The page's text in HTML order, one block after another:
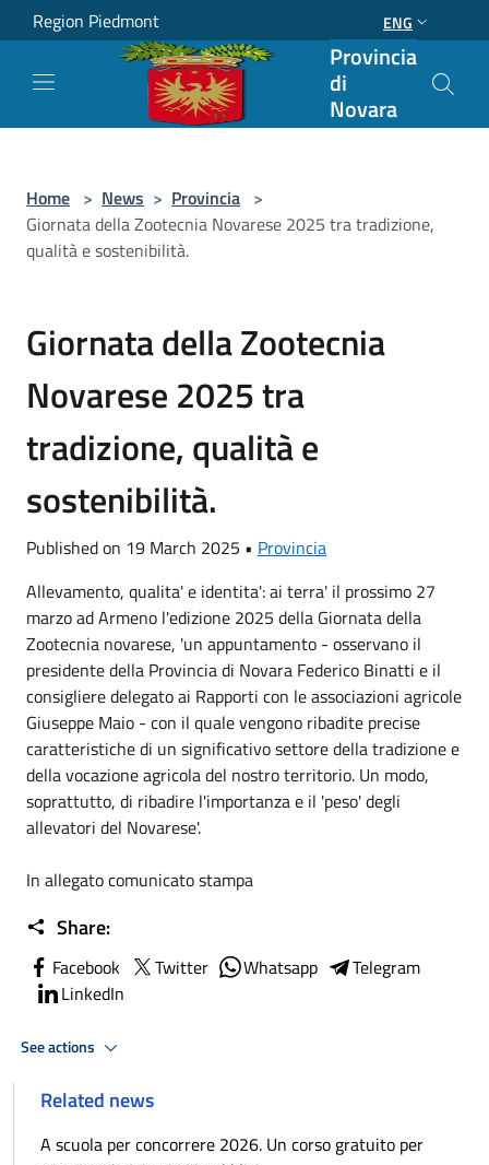
Salta al contenuto principale
Region Piedmont ENG
Provincia
di
Novara
Home > News > Provincia >
Giornata della Zootecnia Novarese 2025 tra tradizione,
qualità e sostenibilità.
Giornata della Zootecnia
Novarese 2025 tra
tradizione, qualità e
sostenibilità.
Published on 19 March 2025 • Provincia
Allevamento, qualita' e identita': ai terra' il prossimo 27
marzo ad Armeno l'edizione 2025 della Giornata della
Zootecnia novarese, 'un appuntamento - osservano il
presidente della Provincia di Novara Federico Binatti e il
consigliere delegato ai Rapporti con le associazioni agricole
Giuseppe Maio - con il quale vengono ribadite precise
caratteristiche di un significativo settore della tradizione e
della vocazione agricola del nostro territorio. Un modo,
soprattutto, di ribadire l'importanza e il 'peso' degli
allevatori del Novarese'.
In allegato comunicato stampa
Share:
Facebook Twitter Whatsapp
Telegram
LinkedIn
See actions
Related news
A scuola per concorrere 2026. Un corso gratuito per